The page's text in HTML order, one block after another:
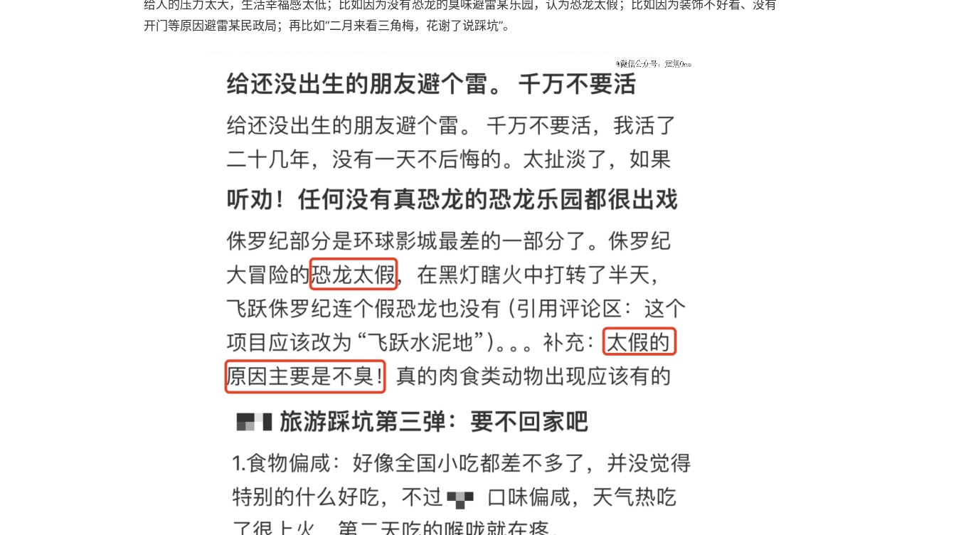
给人的压力太大，生活幸福感太低；比如因为没有恐龙的臭味避雷某乐园，认为恐龙太假；比如因为装饰不好看、没有
开门等原因避雷某民政局；再比如“二月来看三角梅，花谢了说踩坑”。